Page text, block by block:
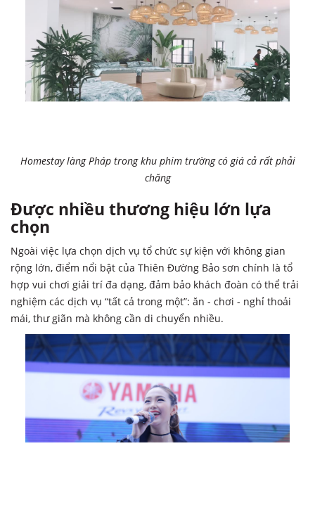
Homestay làng Pháp trong khu phim trường có giá cả rất phải
chăng
Được nhiều thương hiệu lớn lựa
chọn
Ngoài việc lựa chọn dịch vụ tổ chức sự kiện với không gian
rộng lớn, điểm nổi bật của Thiên Đường Bảo sơn chính là tổ
hợp vui chơi giải trí đa dạng, đảm bảo khách đoàn có thể trải
nghiệm các dịch vụ “tất cả trong một”: ăn - chơi - nghỉ thoải
mái, thư giãn mà không cần di chuyển nhiều.